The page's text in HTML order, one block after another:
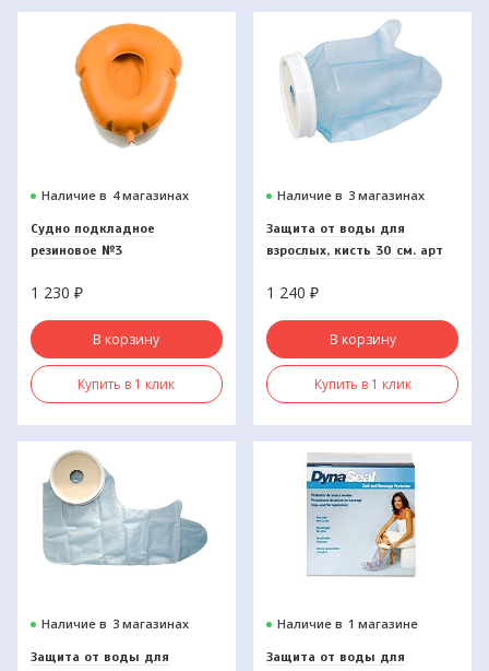
Наличие в 4 магазинах
Судно подкладное
резиновое №3
1 230 ₽
В корзину
Купить в 1 клик
Наличие в 3 магазинах
Защита от воды для
взрослых, кисть 30 см. арт
1 240₽
В корзину
Купить в 1 клик
Наличие в 3 магазинах
Защита от воды для
Наличие в 1 магазине
Защита от воды для